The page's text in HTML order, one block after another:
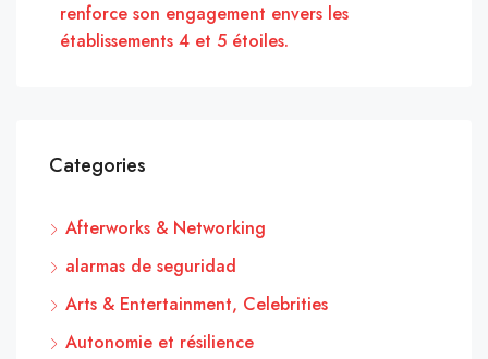
renforce son engagement envers les
établissements 4 et 5 étoiles.
Categories
Afterworks & Networking
alarmas de seguridad
Arts & Entertainment, Celebrities
Autonomie et résilience